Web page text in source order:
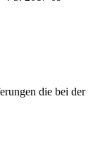
die bei der